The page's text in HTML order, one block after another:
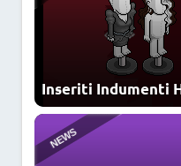
Inseriti Indumenti
CATALOGO